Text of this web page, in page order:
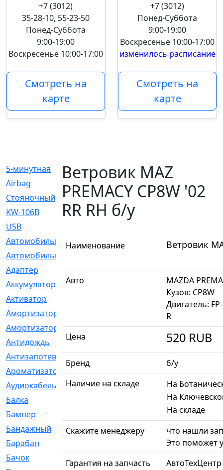
+7 (3012)
35-28-10, 55-23-50
Понед-Суббота
9:00-19:00
Воскресенье 10:00-17:00
Смотреть на
карте
+7 (3012)
Понед-Суббота
9:00-19:00
Воскресенье 10:00-17:00
изменилось расписание
Смотреть на
карте
5-минутная
[1]
Airbag
[18]
Cтояночный
[1]
KW-106B
[0]
USB
Автомобильное
[6]
Автомобильный
Адаптер
[3]
Аккумулятор
Активатор
Амортизатор
Амортизаторы
[21]
Антидождь
Антизапотеватель
[1]
Ароматизатор
[35]
Аудиокабель
[2]
Балка
Бампер
Бандажный
[6]
Барабан
Бачок
Ветровик MAZ
PREMACY CP8W '02
RR RH б/у
Наименование Ветровик
Авто
MAZDA
Кузов: CP8W
Двигатель:
R
Цена
520 RUB
Бренд
б/у
Наличие на складе
На
На
На складе
Скажите менеджеру
что нашли
Это поможет
Гарантия на запчасть